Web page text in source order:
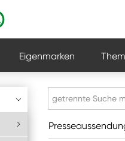
Eigenmarken